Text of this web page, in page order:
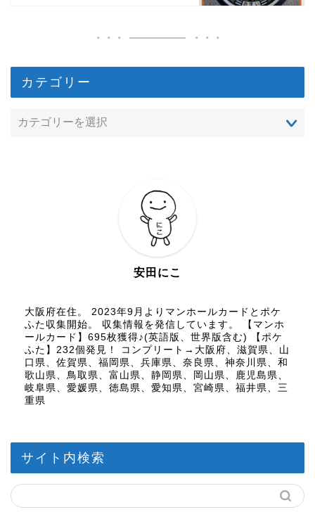
カテゴリー
安田にこ
大阪府在住。 2023年9月よりマンホールカードとポケ
ふた収集開始。 収集情報を発信しています。 【マンホ
ールカード】695枚獲得♪(英語版、世界版含む) 【ポケ
ふた】232個発見！ コンプリート→大阪府、滋賀県、山
口県、佐賀県、福岡県、兵庫県、奈良県、神奈川県、和
歌山県、鳥取県、富山県、静岡県、岡山県、鹿児島県、
岐阜県、愛媛県、徳島県、愛知県、宮崎県、福井県、三
重県
サイト内検索